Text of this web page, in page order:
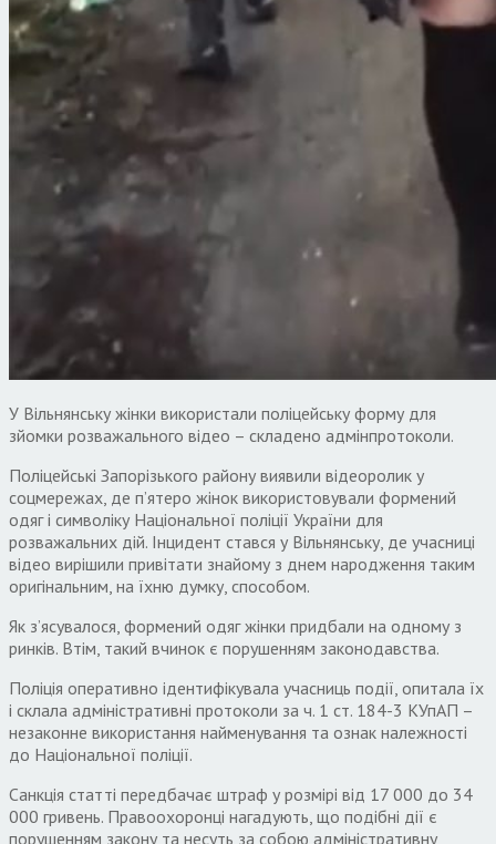
У Вільнянську жінки використали поліцейську форму для
зйомки розважального відео – складено адмінпротоколи.
Поліцейські Запорізького району виявили відеоролик у
соцмережах, де п’ятеро жінок використовували формений
одяг і символіку Національної поліції України для
розважальних дій. Інцидент стався у Вільнянську, де учасниці
відео вирішили привітати знайому з днем народження таким
оригінальним, на їхню думку, способом.
Як з’ясувалося, формений одяг жінки придбали на одному з
ринків. Втім, такий вчинок є порушенням законодавства.
Поліція оперативно ідентифікувала учасниць події, опитала їх
і склала адміністративні протоколи за ч. 1 ст. 184-3 КУпАП –
незаконне використання найменування та ознак належності
до Національної поліції.
Санкція статті передбачає штраф у розмірі від 17 000 до 34
000 гривень. Правоохоронці нагадують, що подібні дії є
порушенням закону та несуть за собою адміністративну